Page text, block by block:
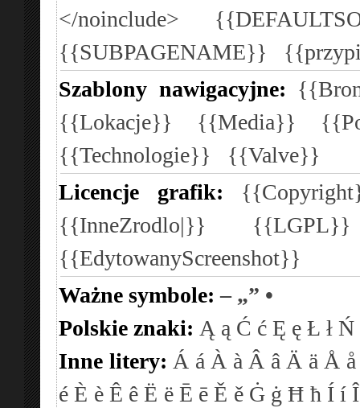
</noinclude>
{{SUBPAGENAME}}
Szablony nawigacyjne:
{{Lokacje}}
{{Media}}
{{Technologie}}
{{Valve}}
Licencje grafik:
{{InneZrodlo|}}
{{EdytowanyScreenshot}}
Ważne symbole:– „” •
Polskie znaki: Ą ą Ć ć Ę ę Ł ł Ń
Inne litery: Á á À à Â â Ä ä Å å
é È è Ê ê Ë ë Ē ē Ě ě Ġ ġ Ħ ħ Í í Î